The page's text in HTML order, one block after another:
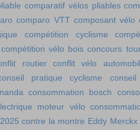
comparatif vélos pliables
comparo VTT composant vélo
compétition cyclisme
compétition vélo bois concours
routier
conflit vélo
pratique cyclisme
consommation bosch
moteur vélo
contre la montre Eddy Merckx